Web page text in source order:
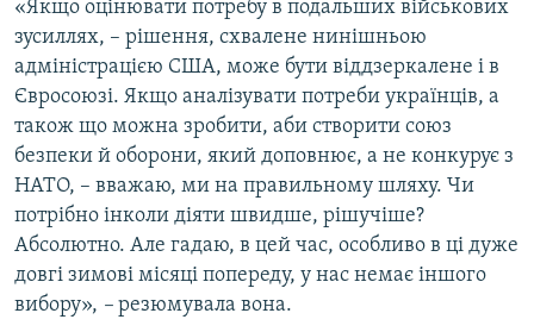
«Якщо оцінювати потребу в подальших військових
зусиллях, – рішення, схвалене нинішньою
адміністрацією США, може бути віддзеркалене і в
Євросоюзі. Якщо аналізувати потреби українців, а
також що можна зробити, аби створити союз
безпеки й оборони, який доповнює, а не конкурує з
НАТО, – вважаю, ми на правильному шляху. Чи
потрібно інколи діяти швидше, рішучіше?
Абсолютно. Але гадаю, в цей час, особливо в ці дуже
довгі зимові місяці попереду, у нас немає іншого
вибору», – резюмувала вона.